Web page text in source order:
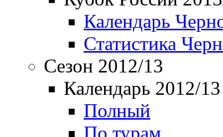
Календарь
Статистика
Сезон 2012/13
Календарь 2012/13
Полный